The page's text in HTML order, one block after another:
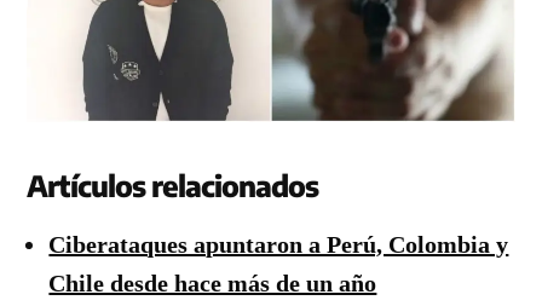
Artículos relacionados
Ciberataques apuntaron a Perú, Colombia y
Chile desde hace más de un año